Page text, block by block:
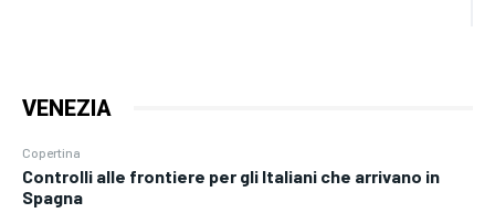
VENEZIA
Copertina
Controlli alle frontiere per gli Italiani che arrivano in
Spagna